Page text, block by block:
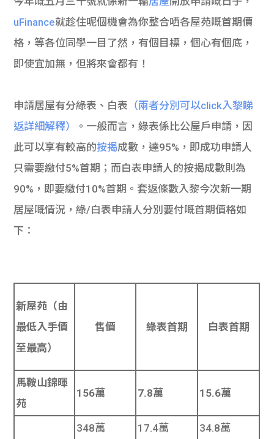
私人
貸款
計數
機
Gui
Gui
de
學生
貸款
uFinance就趁住呢個機會為你整合哂各屋苑嘅首期價
格，等各位同學一目了然，有個目標，個心有個底，
即使宜加無，但將來會都有！
申請居屋有分綠表、白表 （兩者分別可以click入黎睇
返詳細解釋）
。一般而言，綠表係比公屋戶申請，因
此可以享有較高的按揭成數，達95%，即成功申請人
只需要繳付5%首期；而白表申請人的按揭成數則為
90%，即要繳付10%首期。套返條數入黎今次新一期
居屋嘅情況，綠/白表申請人分別要付嘅首期價格如
下：
新屋苑 （由
最低入手價
至最高）
售價 綠表首期 白表首期
馬鞍山錦暉
苑
156萬 7.8萬 15.6萬
348萬 17.4萬
34.8萬